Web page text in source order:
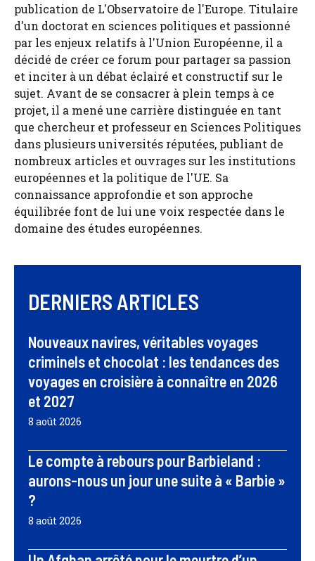
publication de L'Observatoire de l'Europe. Titulaire
d'un doctorat en sciences politiques et passionné
par les enjeux relatifs à l'Union Européenne, il a
décidé de créer ce forum pour partager sa passion
et inciter à un débat éclairé et constructif sur le
sujet. Avant de se consacrer à plein temps à ce
projet, il a mené une carrière distinguée en tant
que chercheur et professeur en Sciences Politiques
dans plusieurs universités réputées, publiant de
nombreux articles et ouvrages sur les institutions
européennes et la politique de l'UE. Sa
connaissance approfondie et son approche
équilibrée font de lui une voix respectée dans le
domaine des études européennes.
DERNIERS ARTICLES
Nouveaux navires, véritables voyages
criminels et chocolat : les tendances des
voyages en croisière à connaître en 2026
et 2027
8 août 2026
Le compte à rebours pour Barbieland :
aurons-nous un jour une suite à « Barbie »
?
8 août 2026